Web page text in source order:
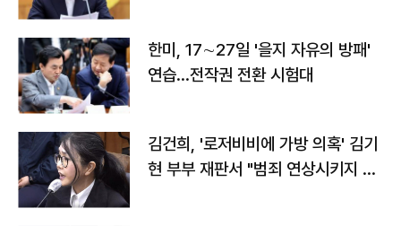
한미, 17∼27일 '을지 자유의 방패'
연습…전작권 전환 시험대
김건희, '로저비비에 가방 의혹' 김기
현 부부 재판서 "범죄 연상시키지 말